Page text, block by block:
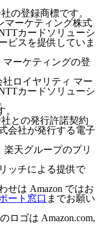
の登録商標です。
マーケティング株式
カードソリューシ
ビスを提供していま
ーケティングの登
ロイヤリティ マー
カードソリューシ
との発行許諾契約
会社が発行する電子
天グループのプリ
ッチによる提供で
せは Amazon ではお
ート窓口 までお願い
ロゴは Amazon.com,